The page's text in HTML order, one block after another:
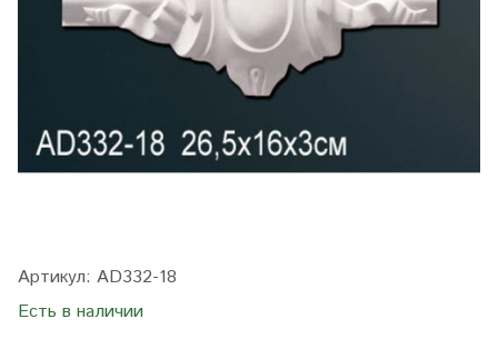
Артикул: AD332-18
Есть в наличии